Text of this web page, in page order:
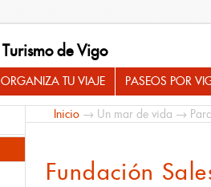
Turismo de Vigo
ORGANIZA TU VIAJE PASEOS POR
Inicio → Un mar de vida →
Fundación